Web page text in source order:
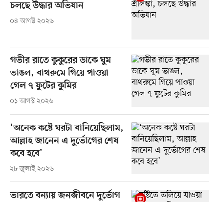
চলছে উদ্ধার অভিযান
০৪ আগস্ট ২০২৬
গভীর রাতে কুকুরের ডাকে ঘুম
ভাঙল, বাথরুমে গিয়ে পাওয়া
গেল ৭ ফুটের কুমির
০১ আগস্ট ২০২৬
‘অনেক কষ্টে ঘরটা বানিয়েছিলাম,
আল্লাহ জানেন এ দুর্ভোগের শেষ
কবে হবে’
২৮ জুলাই ২০২৬
ভারতে বন্যায় জনজীবনে দুর্ভোগ